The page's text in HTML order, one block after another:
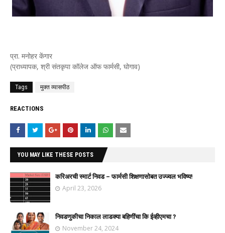
प्रा. मनोहर केंगार
(प्राध्यापक, श्री संतकृपा कॉलेज ऑफ फार्मसी, घोगाव)
Tags मुक्त व्यासपीठ
REACTIONS
YOU MAY LIKE THESE POSTS
करिअरची स्मार्ट निवड – फार्मसी शिक्षणासोबत उज्ज्वल भविष्य!
April 23, 2026
निवडणुकीचा निकाल लाडक्या बहिणींचा कि ईव्हीएमचा ?
November 24, 2024